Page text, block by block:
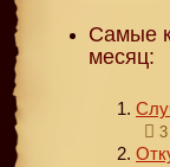
Самые
месяц: